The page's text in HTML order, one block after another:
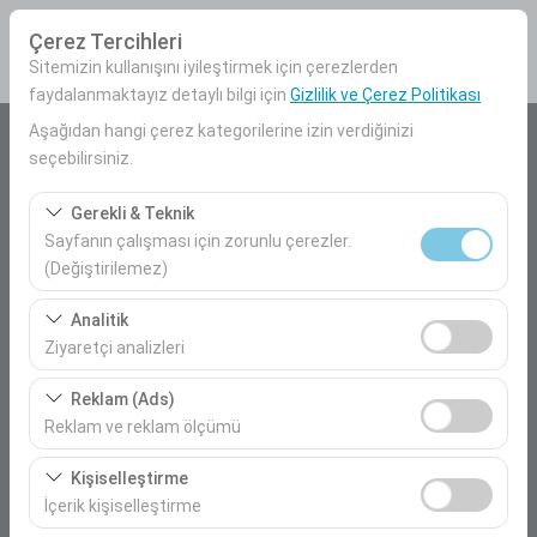
Çerez Tercihleri
Sitemizin kullanışını iyileştirmek için çerezlerden
faydalanmaktayız detaylı bilgi için Gizlilik ve Çerez Politikası
Aşağıdan hangi çerez kategorilerine izin verdiğinizi
seçebilirsiniz.
Gerekli & Teknik
Sayfanın çalışması için zorunlu çerezler.
(Değiştirilemez)
Bu çerezler sitenin doğru şekilde çalışması, güvenlik,
oturum yönetimi ve temel işlevler için gereklidir. Devre
dışı bırakılamaz.
Analitik
Ziyaretçi analizleri
Bu çerezler, sitemizin nasıl kullanıldığını (ziyaretçi sayısı,
en çok ziyaret edilen sayfalar, kullanıcı davranışları)
analiz etmemizi sağlar. Bu veriler, web sitesi
performansını ölçmek ve kullanıcı deneyimini sürekli
iyileştirmek için kullanılır.
Reklam (Ads)
Reklam ve reklam ölçümü
Bu çerezler, size ilgi alanlarınıza uygun kişiselleştirilmiş
reklamlar göstermemize ve reklam kampanyalarımızın
etkinliğini (gösterim sayısı, tıklama oranı) ölçmemize
Kişiselleştirme
İçerik kişiselleştirme
Araç Alış Yeri
Mersin Havalimanı İç Hatlar
Farklı yerde bırakmak istiyorum
Araç Alım Tarihi
Araç Teslim Tarihi